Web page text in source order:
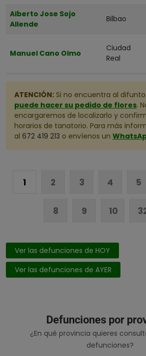
Castellón
Granada
Guadalajara
Guipuzcoa
Huelva
Jaén
Lleida
Lugo
Navarra
Alberto Jose Sojo
Allende
Bilbao
Manuel Cano Olmo
Ciudad
Real
ATENCIÓN: Si no encuentra al
puede hacer su pedido de flores.
encargaremos de localizarlo y
horarios de tanatorio. Para más
al 672 419 213 o envíenos un
1 2 3 4 5
8 9 10
Ver las defunciones de HOY
Ver las defunciones de AYER
Defunciones por
¿En qué provincia quieres
defunciones?